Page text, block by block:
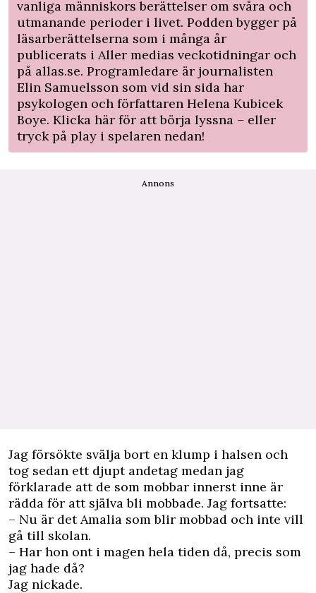
vanliga människors berättelser om svåra och
utmanande perioder i livet. Podden bygger på
läsarberättelserna som i många år
publicerats i Aller medias veckotidningar och
på allas.se. Programledare är journalisten
Elin Samuelsson som vid sin sida har
psykologen och författaren Helena Kubicek
Boye. Klicka här för att börja lyssna – eller
tryck på play i spelaren nedan!
Annons
Jag försökte svälja bort en klump i halsen och
tog sedan ett djupt andetag medan jag
förklarade att de som mobbar innerst inne är
rädda för att själva bli mobbade. Jag fortsatte:
– Nu är det Amalia som blir mobbad och inte vill
gå till skolan.
– Har hon ont i magen hela tiden då, precis som
jag hade då?
Jag nickade.